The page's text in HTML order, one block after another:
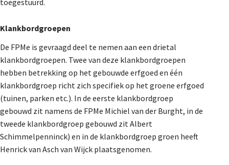
toegestuurd.
Klankbordgroepen
De FPMe is gevraagd deel te nemen aan een drietal
klankbordgroepen. Twee van deze klankbordgroepen
hebben betrekking op het gebouwde erfgoed en één
klankbordgroep richt zich specifiek op het groene erfgoed
(tuinen, parken etc.). In de eerste klankbordgroep
gebouwd zit namens de FPMe Michiel van der Burght, in de
tweede klankbordgroep gebouwd zit Albert
Schimmelpenninck) en in de klankbordgroep groen heeft
Henrick van Asch van Wijck plaatsgenomen.